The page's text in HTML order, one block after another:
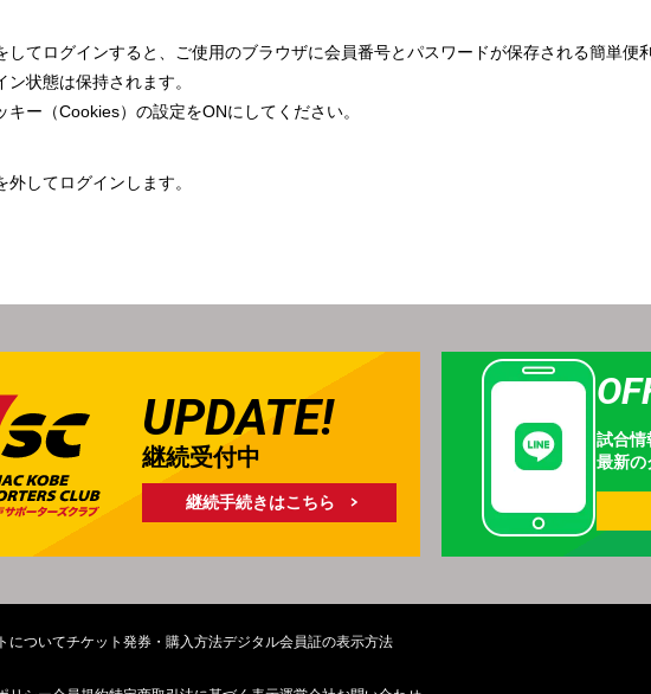
してログインすると、ご使用のブラウザに会員番号とパスワードが保存される簡単便
状態は保持されます。
ー（Cookies）の設定をONにしてください。
してログインします。
UPDATE!
継続受付中
継続手続きはこちら
試合情
最新の
についてチケット発券・購入方法デジタル会員証の表示方法